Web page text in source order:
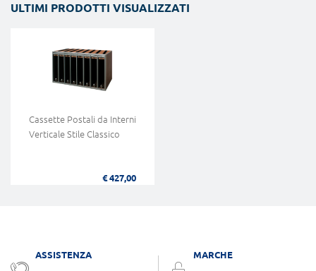
ULTIMI PRODOTTI VISUALIZZATI
Cassette Postali da Interni
Verticale Stile Classico
€ 427,00
ASSISTENZA MARCHE